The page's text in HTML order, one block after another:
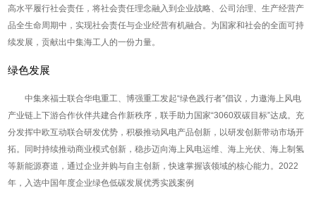
高水平履行社会责任，将社会责任理念融入到企业战略、公司治理、生产经营产
品全生命周期中，实现社会责任与企业经营有机融合。为国家和社会的全面可持
续发展，贡献出中集海工人的一份力量。
绿色发展
中集来福士联合华电重工、博强重工发起“绿色践行者”倡议，力邀海上风电
产业链上下游合作伙伴共建合作新秩序，联手助力国家“3060双碳目标”达成。充
分发挥中欧互动联合研发优势，积极推动风电产品创新，以研发创新带动市场开
拓。同时持续推动商业模式创新，稳步迈向海上风电运维、海上光伏、海上制氢
等新能源赛道，通过企业并购与自主创新，快速掌握该领域的核心能力。2022
年，入选中国年度企业绿色低碳发展优秀实践案例